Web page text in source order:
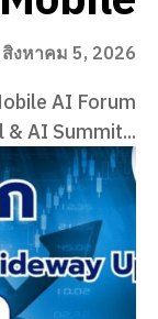
สิงหาคม 5, 2026
AI Forum
AI Summit...